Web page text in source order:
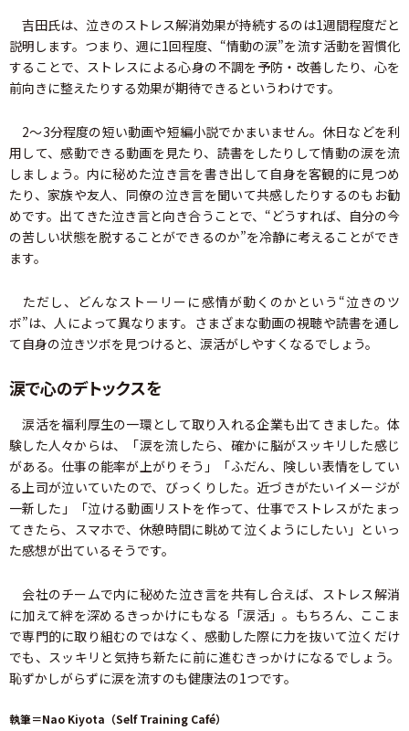
吉田氏は、泣きのストレス解消効果が持続するのは1週間程度だと
説明します。つまり、週に1回程度、“情動の涙”を流す活動を習慣化
することで、ストレスによる心身の不調を予防・改善したり、心を
前向きに整えたりする効果が期待できるというわけです。
2〜3分程度の短い動画や短編小説でかまいません。休日などを利
用して、感動できる動画を見たり、読書をしたりして情動の涙を流
しましょう。内に秘めた泣き言を書き出して自身を客観的に見つめ
たり、家族や友人、同僚の泣き言を聞いて共感したりするのもお勧
めです。出てきた泣き言と向き合うことで、“どうすれば、自分の今
の苦しい状態を脱することができるのか”を冷静に考えることができ
ます。
ただし、どんなストーリーに感情が動くのかという“泣きのツ
ボ”は、人によって異なります。さまざまな動画の視聴や読書を通し
て自身の泣きツボを見つけると、涙活がしやすくなるでしょう。
涙で心のデトックスを
涙活を福利厚生の一環として取り入れる企業も出てきました。体
験した人々からは、「涙を流したら、確かに脳がスッキリした感じ
がある。仕事の能率が上がりそう」「ふだん、険しい表情をしてい
る上司が泣いていたので、びっくりした。近づきがたいイメージが
一新した」「泣ける動画リストを作って、仕事でストレスがたまっ
てきたら、スマホで、休憩時間に眺めて泣くようにしたい」といっ
た感想が出ているそうです。
会社のチームで内に秘めた泣き言を共有し合えば、ストレス解消
に加えて絆を深めるきっかけにもなる「涙活」。もちろん、ここま
で専門的に取り組むのではなく、感動した際に力を抜いて泣くだけ
でも、スッキリと気持ち新たに前に進むきっかけになるでしょう。
恥ずかしがらずに涙を流すのも健康法の1つです。
執筆＝Nao Kiyota（Self Training Café）